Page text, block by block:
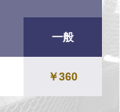
一般
￥360